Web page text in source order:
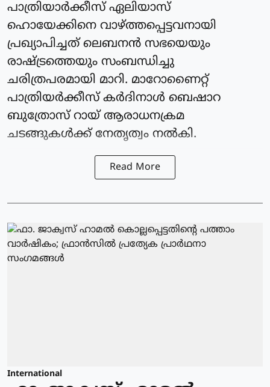
പാത്രിയാര്‍ക്കീസ് ഏലിയാസ്
ഹൊയേക്കിനെ വാഴ്ത്തപ്പെട്ടവനായി
പ്രഖ്യാപിച്ചത് ലെബനന്‍ സഭയെയും
രാഷ്ട്രത്തെയും സംബന്ധിച്ചു
ചരിത്രപരമായി മാറി. മാറോണൈറ്റ്
പാത്രിയര്‍ക്കീസ് കർദിനാള്‍ ബെഷാറ
ബുത്രോസ് റായ് ആരാധനക്രമ
ചടങ്ങുകള്‍ക്ക് നേതൃത്വം നല്‍കി.
Read More
International